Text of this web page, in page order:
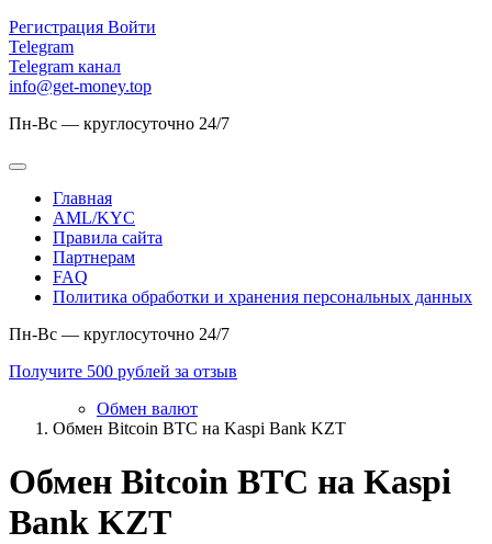
Регистрация Войти
Telegram
Telegram канал
info@get-money.top
Пн-Вс — круглосуточно 24/7
Главная
AML/KYC
Правила сайта
Партнерам
FAQ
Политика обработки и хранения персональных данных
Пн-Вс — круглосуточно 24/7
Получите 500 рублей за отзыв
Обмен валют
Обмен Bitcoin BTC на Kaspi Bank KZT
Обмен Bitcoin BTC на Kaspi
Bank KZT